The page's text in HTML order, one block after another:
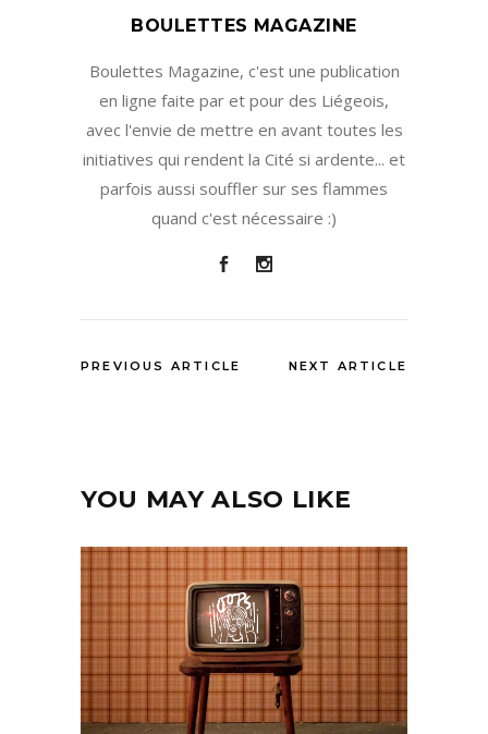
BOULETTES MAGAZINE
Boulettes Magazine, c'est une publication
en ligne faite par et pour des Liégeois,
avec l'envie de mettre en avant toutes les
initiatives qui rendent la Cité si ardente... et
parfois aussi souffler sur ses flammes
quand c'est nécessaire :)
PREVIOUS ARTICLE NEXT ARTICLE
YOU MAY ALSO LIKE